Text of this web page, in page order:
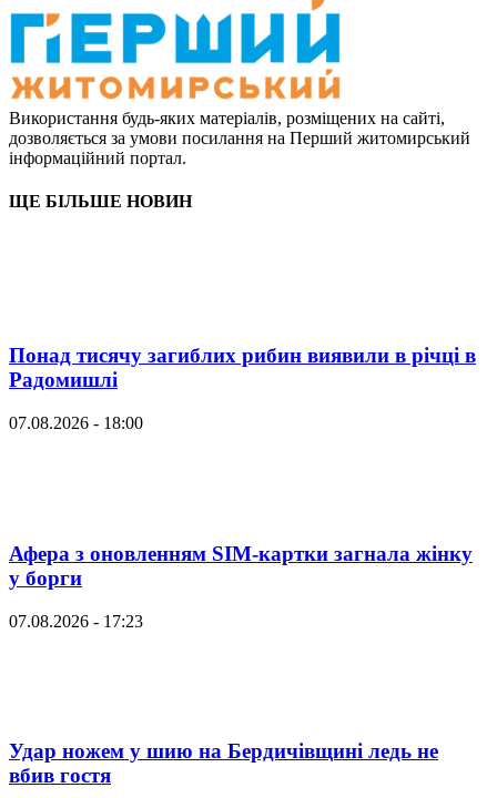
Використання будь-яких матеріалів, розміщених на сайті,
дозволяється за умови посилання на Перший житомирський
інформаційний портал.
ЩЕ БІЛЬШЕ НОВИН
Понад тисячу загиблих рибин виявили в річці в
Радомишлі
07.08.2026 - 18:00
Афера з оновленням SIM-картки загнала жінку
у борги
07.08.2026 - 17:23
Удар ножем у шию на Бердичівщині ледь не
вбив гостя